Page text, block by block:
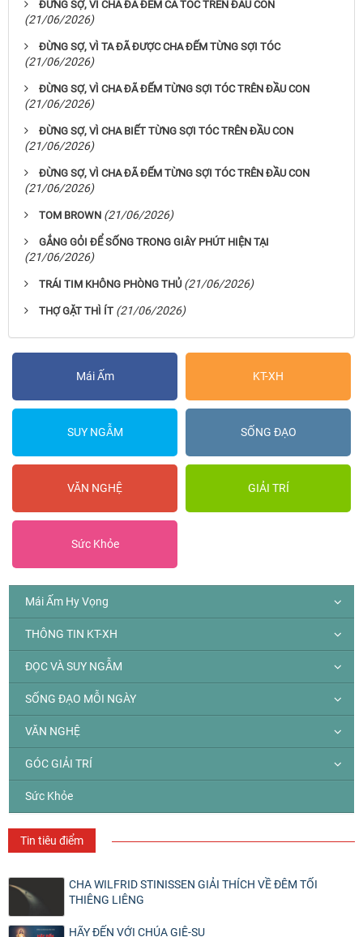
ĐỪNG SỢ, VÌ CHA ĐÃ ĐẾM CẢ TÓC TRÊN ĐẦU CON
(21/06/2026)
ĐỪNG SỢ, VÌ TA ĐÃ ĐƯỢC CHA ĐẾM TỪNG SỢI TÓC
(21/06/2026)
ĐỪNG SỢ, VÌ CHA ĐÃ ĐẾM TỪNG SỢI TÓC TRÊN ĐẦU CON
(21/06/2026)
ĐỪNG SỢ, VÌ CHA BIẾT TỪNG SỢI TÓC TRÊN ĐẦU CON
(21/06/2026)
ĐỪNG SỢ, VÌ CHA ĐÃ ĐẾM TỪNG SỢI TÓC TRÊN ĐẦU CON
(21/06/2026)
TOM BROWN (21/06/2026)
GẮNG GỎI ĐỂ SỐNG TRONG GIÂY PHÚT HIỆN TẠI
(21/06/2026)
TRÁI TIM KHÔNG PHÒNG THỦ (21/06/2026)
THỢ GẶT THÌ ÍT (21/06/2026)
Mái Ấm KT-XH
SUY NGẪM SỐNG ĐẠO
VĂN NGHỆ GIẢI TRÍ
Sức Khỏe
Mái Ấm Hy Vọng
THÔNG TIN KT-XH
ĐỌC VÀ SUY NGẪM
SỐNG ĐẠO MỖI NGÀY
VĂN NGHỆ
GÓC GIẢI TRÍ
Sức Khỏe
Tin tiêu điểm
CHA WILFRID STINISSEN GIẢI THÍCH VỀ ĐÊM TỐI
THIÊNG LIÊNG
HÃY ĐẾN VỚI CHÚA GIÊ-SU